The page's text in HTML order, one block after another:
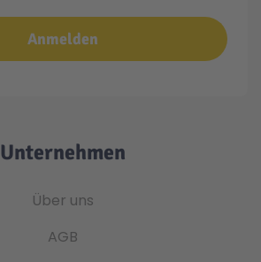
Anmelden
Unternehmen
Über uns
AGB